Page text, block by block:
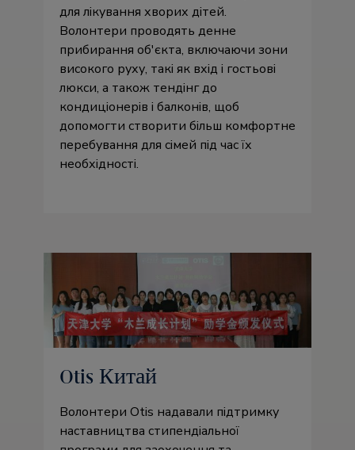
для лікування хворих дітей.
Волонтери проводять денне
прибирання об'єкта, включаючи зони
високого руху, такі як вхід і гостьові
люкси, а також тендінг до
кондиціонерів і балконів, щоб
допомогти створити більш комфортне
перебування для сімей під час їх
необхідності.
Otis Китай
Волонтери Otis надавали підтримку
наставництва стипендіальної